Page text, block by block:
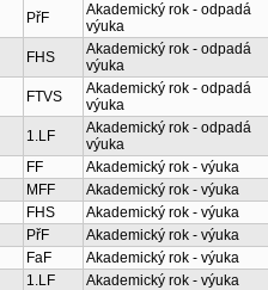
PřF
Akademický rok - odpadá
výuka
FHS
Akademický rok - odpadá
výuka
FTVS
Akademický rok - odpadá
výuka
1.LF
Akademický rok - odpadá
výuka
FF
Akademický rok - výuka
MFF
Akademický rok - výuka
FHS
Akademický rok - výuka
PřF
Akademický rok - výuka
FaF
Akademický rok - výuka
1.LF Akademický rok - výuka